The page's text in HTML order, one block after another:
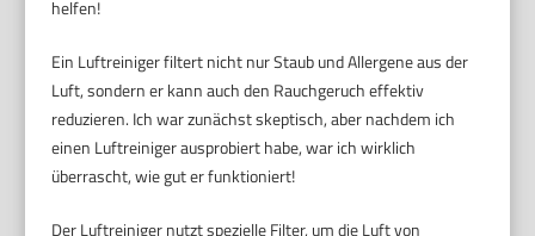
helfen!
Ein Luftreiniger filtert nicht nur Staub und Allergene aus der
Luft, sondern er kann auch den Rauchgeruch effektiv
reduzieren. Ich war zunächst skeptisch, aber nachdem ich
einen Luftreiniger ausprobiert habe, war ich wirklich
überrascht, wie gut er funktioniert!
Der Luftreiniger nutzt spezielle Filter, um die Luft von